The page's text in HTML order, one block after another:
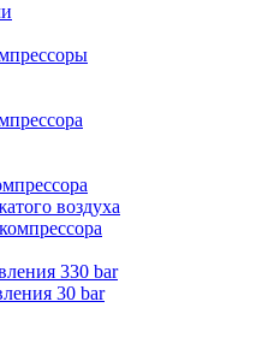
воздуха
330 bar
30 bar